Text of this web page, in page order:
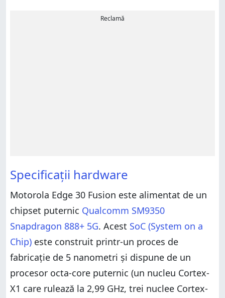
Reclamă
Specificații hardware
Motorola Edge 30 Fusion este alimentat de un
chipset puternic Qualcomm SM9350
Snapdragon 888+ 5G. Acest SoC (System on a
Chip) este construit printr-un proces de
fabricație de 5 nanometri și dispune de un
procesor octa-core puternic (un nucleu Cortex-
X1 care rulează la 2,99 GHz, trei nuclee Cortex-